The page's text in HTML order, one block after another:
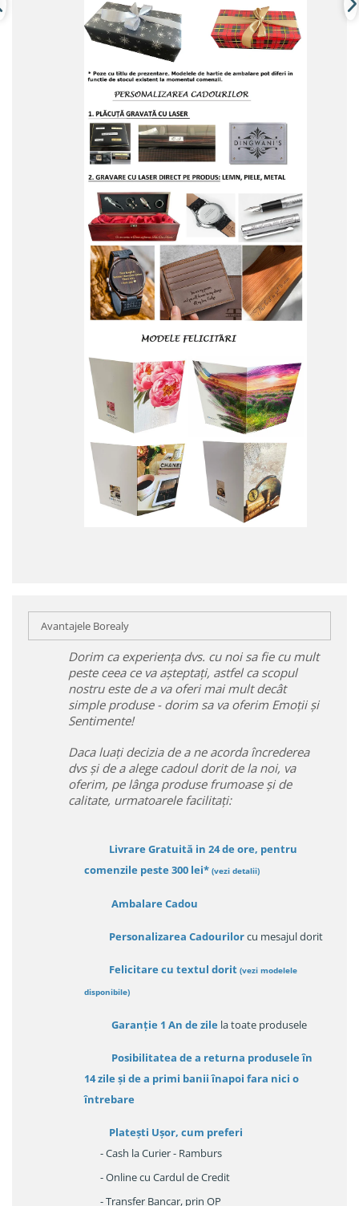
Avantajele Borealy
Dorim ca experiența dvs. cu noi sa fie cu mult
peste ceea ce va așteptați, astfel ca scopul
nostru este de a va oferi mai mult decât
simple produse - dorim sa va oferim Emoții și
Sentimente!
Daca luați decizia de a ne acorda încrederea
dvs și de a alege cadoul dorit de la noi, va
oferim, pe lânga produse frumoase și de
calitate, urmatoarele facilitați:
Livrare Gratuită in 24 de ore, pentru
comenzile peste 300 lei* (vezi detalii)
Ambalare Cadou
Personalizarea Cadourilorcu mesajul dorit
Felicitare cu textul dorit (vezi modelele
disponibile)
Garanție 1 An de zile la toate produsele
Posibilitatea de a returna produsele în
14 zileși de a primi banii înapoi fara nici o
întrebare
Platești Ușor, cum preferi
- Cash la Curier - Ramburs
- Online cu Cardul de Credit
- Transfer Bancar, prin OP